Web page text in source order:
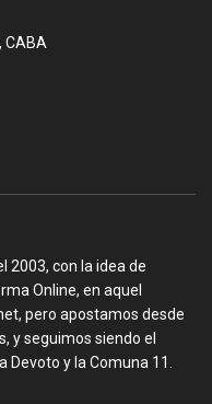
CABA
2003, con la idea de
Online, en aquel
pero apostamos desde
y seguimos siendo el
y la Comuna 11.